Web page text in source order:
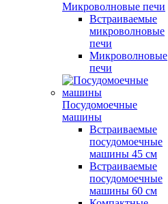
Микроволновые печи
Встраиваемые
микроволновые
печи
Микроволновые
печи
Посудомоечные
машины
Встраиваемые
посудомоечные
машины 45 см
Встраиваемые
посудомоечные
машины 60 см